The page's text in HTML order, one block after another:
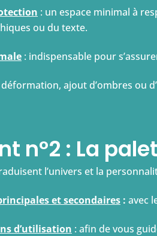
: un espace minimal à
ou du texte.
: indispensable pour
déformation, ajout d’ombres ou
n°2 : La
l’univers et la
et secondaires : avec
d’utilisation : afin de vous